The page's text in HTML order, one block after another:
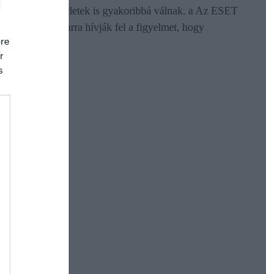
a csalási kísérletek is gyakoribbá válnak. a Az ESET
szakértői arra hívják fel a figyelmet, hogy